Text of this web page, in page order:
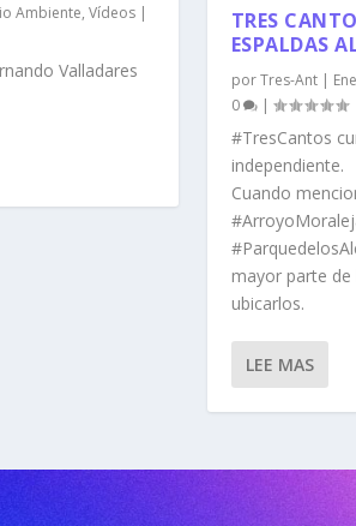
Ambiente,Vídeos |
Valladares
TRES
ESPALDAS
porTres-Ant|
0
|
#TresCantos
independiente.
Cuando
mayor parte
ubicarlos.
LEE MAS